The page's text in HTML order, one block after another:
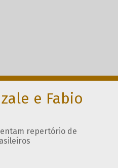
e Fabio
repertório de